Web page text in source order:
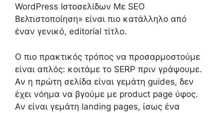
WordPress Ιστοσελίδων Με SEO
Βελτιστοποίηση» είναι πιο κατάλληλο από
έναν γενικό, editorial τίτλο.
Ο πιο πρακτικός τρόπος να προσαρμοστούμε
είναι απλός: κοιτάμε το SERP πριν γράψουμε.
Αν η πρώτη σελίδα είναι γεμάτη guides, δεν
έχει νόημα να βγούμε με product page ύφος.
Αν είναι γεμάτη landing pages, ίσως ένα